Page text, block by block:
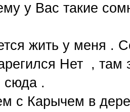
у Вас такие
жить у меня .
Нет , там
сюда .
с Карычем в